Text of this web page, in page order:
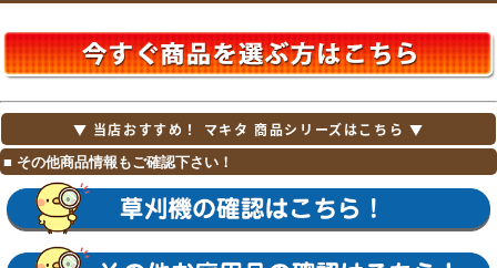
▼ 当店おすすめ！ マキタ 商品シリーズはこちら ▼